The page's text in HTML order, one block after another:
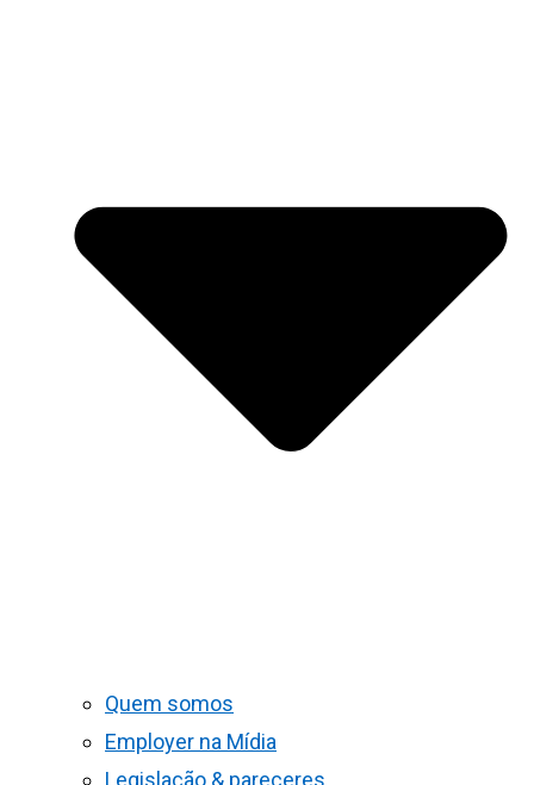
Quem somos
Employer na Mídia
Legislação & pareceres